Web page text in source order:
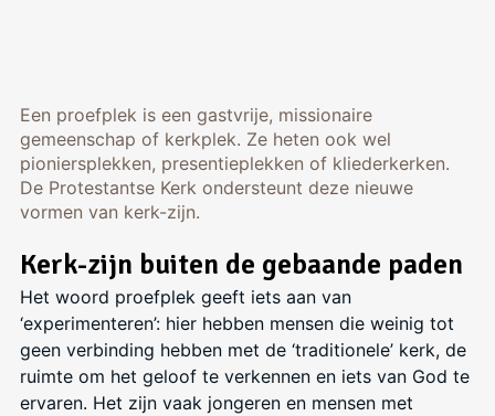
Een proefplek is een gastvrije, missionaire
gemeenschap of kerkplek. Ze heten ook wel
pioniersplekken, presentieplekken of kliederkerken.
De Protestantse Kerk ondersteunt deze nieuwe
vormen van kerk-zijn.
Kerk-zijn buiten de gebaande paden
Het woord proefplek geeft iets aan van
‘experimenteren’: hier hebben mensen die weinig tot
geen verbinding hebben met de ‘traditionele’ kerk, de
ruimte om het geloof te verkennen en iets van God te
ervaren. Het zijn vaak jongeren en mensen met